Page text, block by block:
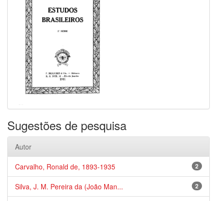
Sugestões de pesquisa
Autor
2
Carvalho, Ronald de, 1893-1935
2
Silva, J. M. Pereira da (João Man...